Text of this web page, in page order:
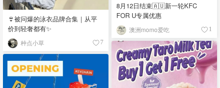
👙被问爆的泳衣品牌合集｜从平
价到轻奢都有✨
种点小草 7
8月12日结束🇦🇺新一轮KFC
FOR U专属优惠
澳洲momo爱吃 1